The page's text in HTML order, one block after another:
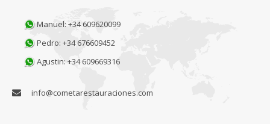
Manuel: +34 609620099
Pedro: +34 676609452
Agustin: +34 609669316
info@cometarestauraciones.com